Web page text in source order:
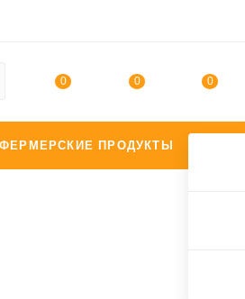
0 0 0
ФЕРМЕРСКИЕ ПРОДУКТЫ